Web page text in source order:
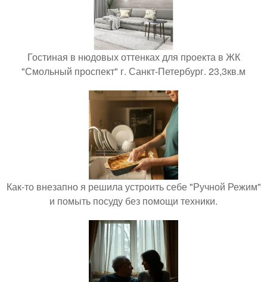
Гостиная в нюдовых оттенках для проекта в ЖК
"Смольный проспект" г. Санкт-Петербург. 23,3кв.м
Как-то внезапно я решила устроить себе "Ручной Режим"
и помыть посуду без помощи техники.